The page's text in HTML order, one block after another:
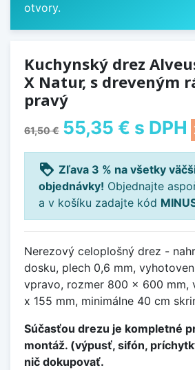
otvory.
Kuchynský drez
X Natur, s dreveným
pravý
61,50 € 55,35 € s DPH
loyalty Zľava 3 % na všetky
objednávky! Objednajte
a v košíku zadajte kód
Nerezový celoplošný drez -
dosku, plech 0,6 mm,
vpravo, rozmer 800 x 600 mm,
x 155 mm, minimálne 40 cm
Súčasťou drezu je kompletné
montáž. (výpusť, sifón,
nič dokupovať.